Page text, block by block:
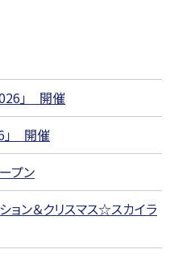
」 開催
」 開催
プン
ン＆クリスマス☆スカイラ